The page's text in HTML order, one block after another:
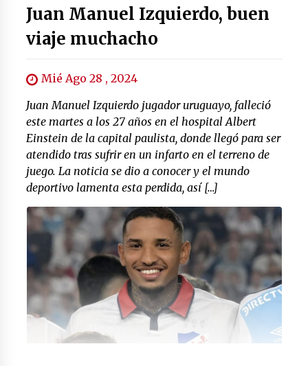
Juan Manuel Izquierdo, buen
viaje muchacho
Mié Ago 28 , 2024
Juan Manuel Izquierdo jugador uruguayo, falleció
este martes a los 27 años en el hospital Albert
Einstein de la capital paulista, donde llegó para ser
atendido tras sufrir en un infarto en el terreno de
juego. La noticia se dio a conocer y el mundo
deportivo lamenta esta perdida, así […]